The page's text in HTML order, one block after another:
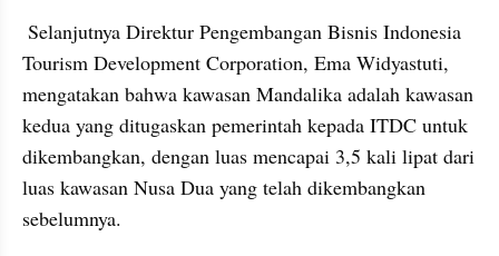
Tourism Development Corporation, Ema Widyastuti,
mengatakan bahwa kawasan Mandalika adalah kawasan
kedua yang ditugaskan pemerintah kepada ITDC untuk
dikembangkan, dengan luas mencapai 3,5 kali lipat dari
luas kawasan Nusa Dua yang telah dikembangkan
sebelumnya.